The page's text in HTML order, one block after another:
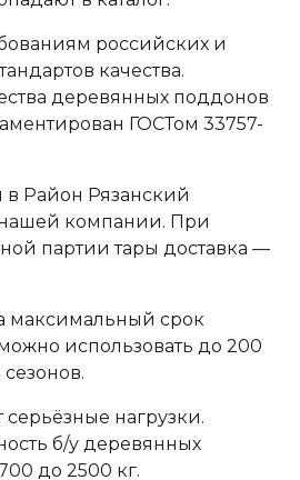
российских и
качества.
деревянных поддонов
ГОСТом 33757-
в Район Рязанский
компании. При
партии тары доставка —
максимальный срок
использовать до 200
нагрузки.
б/у деревянных
до 2500 кг.